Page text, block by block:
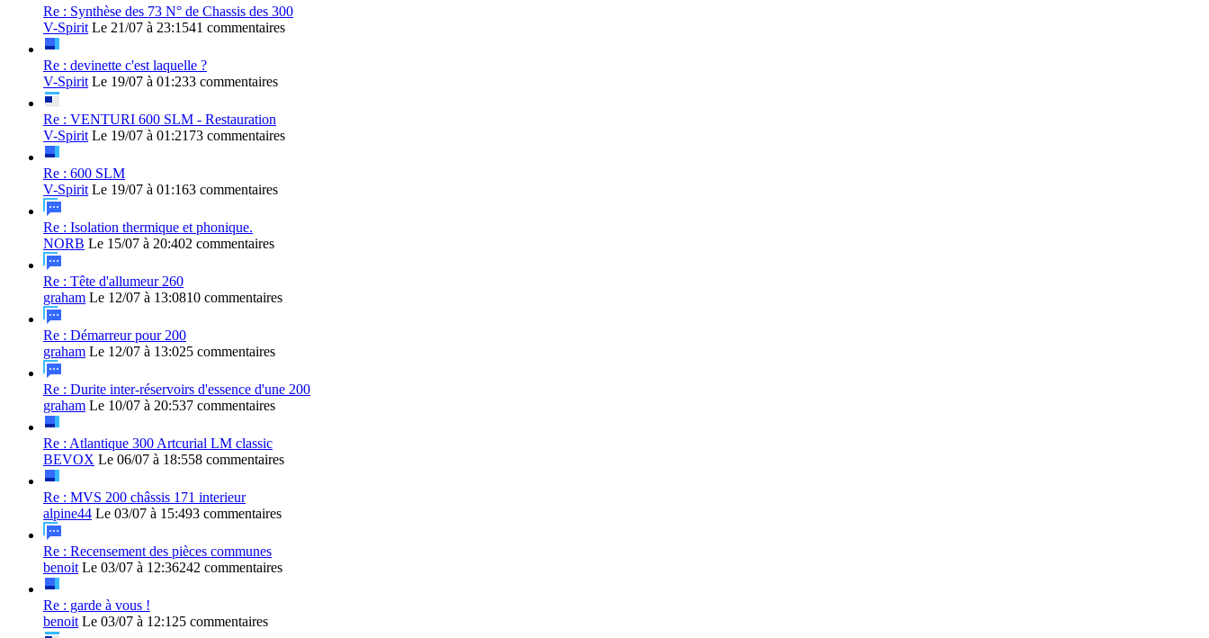
Re : Synthèse des 73 N° de Chassis des 300
V-Spirit Le 21/07 à 23:1541 commentaires
Re : devinette c'est laquelle ?
V-Spirit Le 19/07 à 01:233 commentaires
Re : VENTURI 600 SLM - Restauration
V-Spirit Le 19/07 à 01:21 73 commentaires
Re : 600 SLM
V-Spirit Le 19/07 à 01:163 commentaires
Re : Isolation thermique et phonique.
NORB Le 15/07 à 20:402 commentaires
Re : Tête d'allumeur 260
graham Le 12/07 à 13:0810 commentaires
Re : Démarreur pour 200
graham Le 12/07 à 13:025 commentaires
Re : Durite inter-réservoirs d'essence d'une 200
graham Le 10/07 à 20:537 commentaires
Re : Atlantique 300 Artcurial LM classic
BEVOX Le 06/07 à 18:558 commentaires
Re : MVS 200 châssis 171 interieur
alpine44 Le 03/07 à 15:493 commentaires
Re : Recensement des pièces communes
benoit Le 03/07 à 12:36242 commentaires
Re : garde à vous !
benoit Le 03/07 à 12:125 commentaires